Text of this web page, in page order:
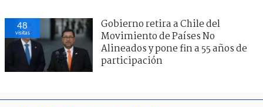
48
visitas
Gobierno retira a Chile del
Movimiento de Países No
Alineados y pone fin a 55 años de
participación